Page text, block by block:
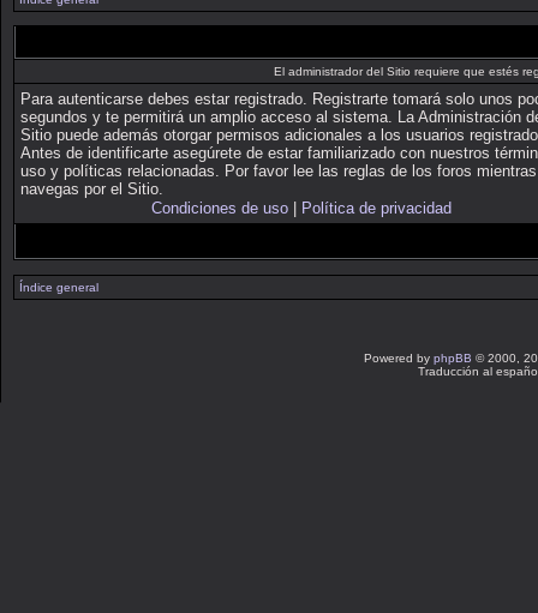
El administrador del Sitio requiere que estés
Para autenticarse debes estar registrado. Registrarte tomará solo unos
segundos y te permitirá un amplio acceso al sistema. La Administración
Sitio puede además otorgar permisos adicionales a los usuarios
Antes de identificarte asegúrete de estar familiarizado con nuestros
uso y políticas relacionadas. Por favor lee las reglas de los foros mientras
navegas por el Sitio.
Condiciones de uso| Política de privacidad
Índice general
Powered by phpBB © 2000,
Traducción al